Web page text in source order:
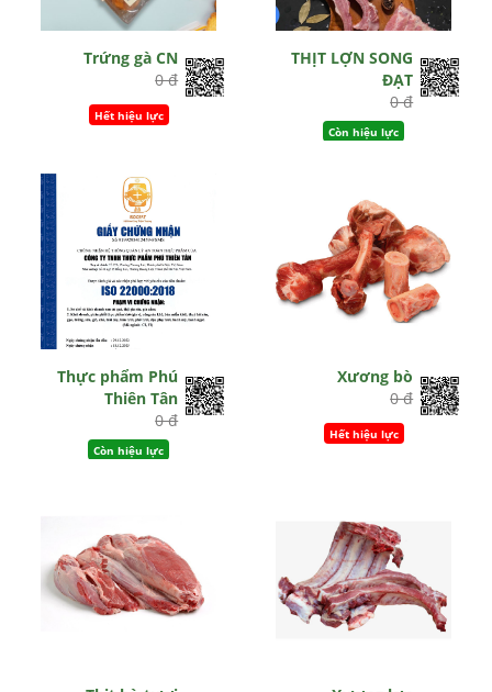
Trứng gà CN
0 đ
Hết hiệu lực
THỊT LỢN SONG
ĐẠT
0 đ
Còn hiệu lực
Thực phẩm Phú
Thiên Tân
0 đ
Còn hiệu lực
Xương bò
0 đ
Hết hiệu lực